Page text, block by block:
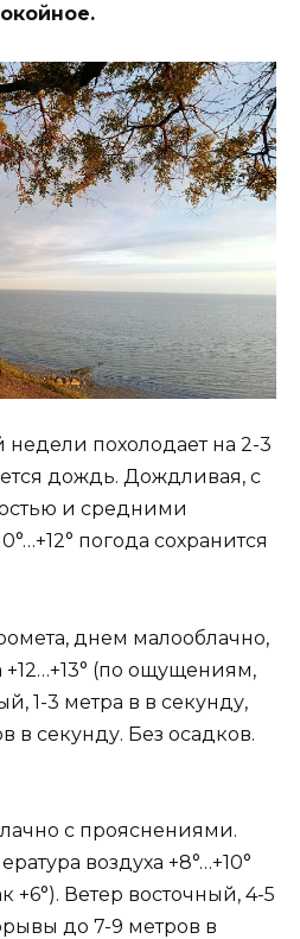
похолодает на 2-3
дождь. Дождливая, с
и средними
погода сохранится
днем малооблачно,
+12…+13° (по ощущениям,
1-3 метра в в секунду,
в секунду. Без осадков.
с прояснениями.
воздуха +8°…+10°
+6°). Ветер восточный, 4-5
до 7-9 метров в